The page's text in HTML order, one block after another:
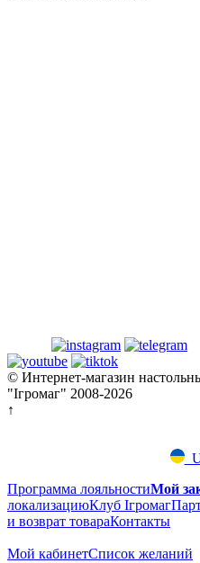
© Интернет-магазин
"Ігромаг" 2008-2026
↑
Программа лояльностиМой
локализациюКлуб Ігромаг
и возврат товараКонтакты
Мой кабинетСписок желаний